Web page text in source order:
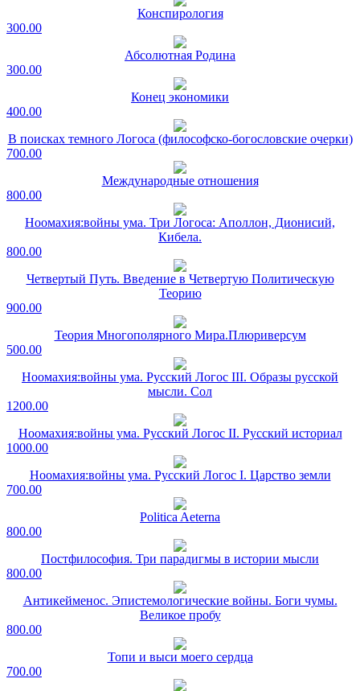
Конспирология
300.00
Абсолютная Родина
300.00
Конец экономики
400.00
В поисках темного Логоса (философско-богословские очерки)
700.00
Международные отношения
800.00
Ноомахия:войны ума. Три Логоса: Аполлон, Дионисий,
Кибела.
800.00
Четвертый Путь. Введение в Четвертую Политическую
Теорию
900.00
Теория Многополярного Мира.Плюриверсум
500.00
Ноомахия:войны ума. Русский Логос III. Образы русской
мысли. Сол
1200.00
Ноомахия:войны ума. Русский Логос II. Русский историал
1000.00
Ноомахия:войны ума. Русский Логос I. Царство земли
700.00
Politica Aeterna
800.00
Постфилософия. Три парадигмы в истории мысли
800.00
Антикейменос. Эпистемологические войны. Боги чумы.
Великое пробу
800.00
Топи и выси моего сердца
700.00